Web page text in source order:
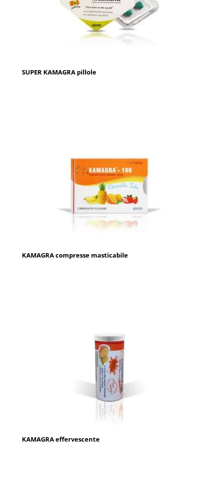
SUPER KAMAGRA pillole
KAMAGRA compresse masticabile
KAMAGRA effervescente